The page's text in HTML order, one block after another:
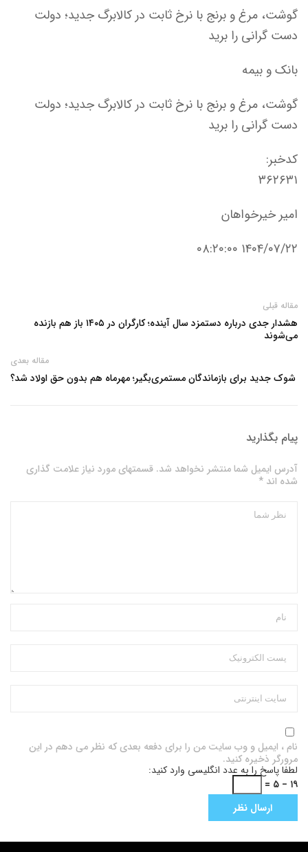
گوشت، مرغ و برنج با نرخ ثابت در کالابرگ جدید؛ دولت
دست گرانی را برید
بانک و بیمه
گوشت، مرغ و برنج با نرخ ثابت در کالابرگ جدید؛ دولت
دست گرانی را برید
کدخبر:
۳۶۲۶۳۱
امیر خیرخواهان
۱۴۰۴/۰۷/۲۲ ۰۸:۲۰:۰۰
مقاله قبلی
هشدار جدی درباره دستمزد سال آینده؛ کارگران در ۱۴۰۵ باز هم بازنده
می‌شوند
مقاله بعدی
شوک جدید برای بازماندگان مستمری‌بگیر؛ مهرماه هم بدون حق اولاد شد؟
پیام بگذارید
آدرس ایمیل شما منتشر نخواهد شد. قسمتهای مورد نیاز علامت گذاری
شده اند *
نام ، ایمیل و وب سایت من را برای دفعه بعدی که نظر می دهم در این
مرورگر ذخیره کنید.
لطفا پاسخ را به عدد انگلیسی وارد کنید:
۱۹ − ۵ =